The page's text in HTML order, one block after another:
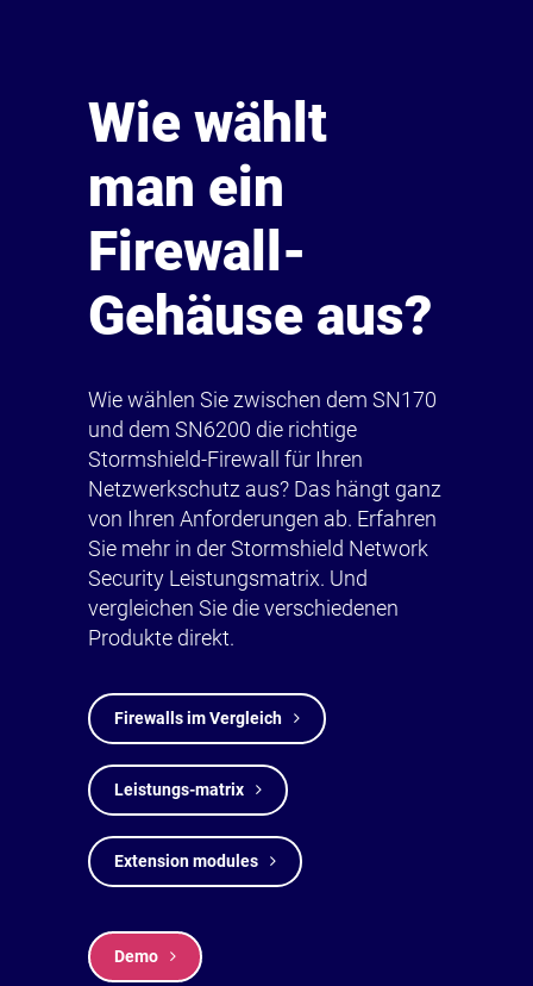
Wie wählt
man ein
Firewall-
Gehäuse aus?
Wie wählen Sie zwischen dem SN170
und dem SN6200 die richtige
Stormshield-Firewall für Ihren
Netzwerkschutz aus? Das hängt ganz
von Ihren Anforderungen ab. Erfahren
Sie mehr in der Stormshield Network
Security Leistungsmatrix. Und
vergleichen Sie die verschiedenen
Produkte direkt.
Firewalls im Vergleich
Leistungs-matrix
Extension modules
Demo